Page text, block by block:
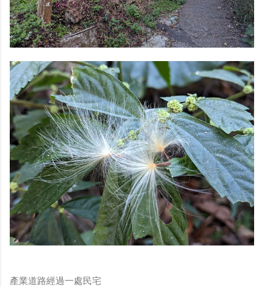
產業道路經過一處民宅